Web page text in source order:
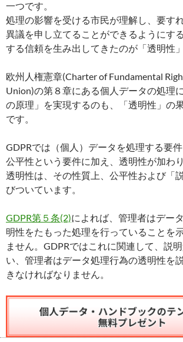
一つです。
処理の影響を受ける市民が理解し、要す
異議を申し立てることができるようにす
する信頼を生み出してきたのが「透明性」
欧州人権憲章(Charter of Fundamental
Union)の第８章にある個人データの処理
の原理」を実現するのも、「透明性」の
です。
GDPRでは（個人）データを処理する要件
公平性という要件に加え、透明性が加わり
透明性は、その性質上、公平性および「
びついています。
GDPR第５条(2)によれば、管理者はデー
明性をたもった処理を行っていることを
ません。GDPRではこれに関連して、説
い、管理者はデータ処理行為の透明性を
きなければなりません。